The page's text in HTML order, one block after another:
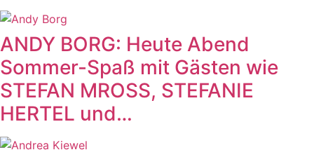
ANDY BORG: Heute Abend
Sommer-Spaß mit Gästen wie
STEFAN MROSS, STEFANIE
HERTEL und…